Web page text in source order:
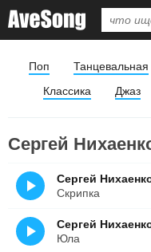
Поп Танцевальная
Классика
Джаз
Сергей
Сергей
Скрипка
Сергей
Юла